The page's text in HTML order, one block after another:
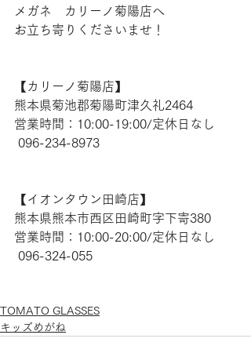
メガネ　カリーノ菊陽店へ
お立ち寄りくださいませ！
【​カリーノ菊陽店】
熊本県菊池郡菊陽町津久礼2464
営業時間：10:00-19:00/定休日なし
096-234-8973
【​イオンタウン田崎店】
熊本県熊本市西区田崎町字下寄380
営業時間：10:00-20:00/定休日なし
096-324-055
TOMATO GLASSES
キッズめがね